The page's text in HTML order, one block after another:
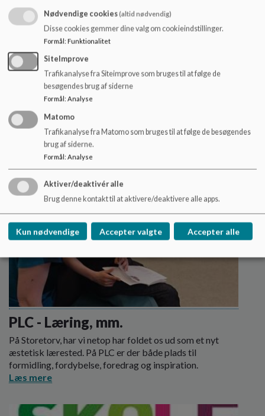
Trivsel og sundhed
Trivselsteamets medarbejdere, kontaktinformation
og diverse dokumenter relateret til trivsel.
PLC - Læring, mm.
På Storetorv, har vi netop har foldet os ud som et nyt
æstetisk lærested. På PLC er der både plads til
formidling, fordybelse, foredrag og inspiration.
Læs mere
Nødvendige cookies(altid nødvendig)
Disse cookies gemmer dine valg om cookieindstillinger.
Formål: Funktionalitet
SiteImprove
Trafikanalyse fra Siteimprove som bruges til at følge de
besøgendes brug af siderne
Formål : Analyse
Matomo
Trafikanalyse fra Matomo som bruges til at følge de besøgendes
brug af siderne.
Formål: Analyse
Aktiver/deaktivér alle
Brug denne kontakt til at aktivere/deaktivere alle apps.
Kun nødvendige Accepter valgte Accepter alle